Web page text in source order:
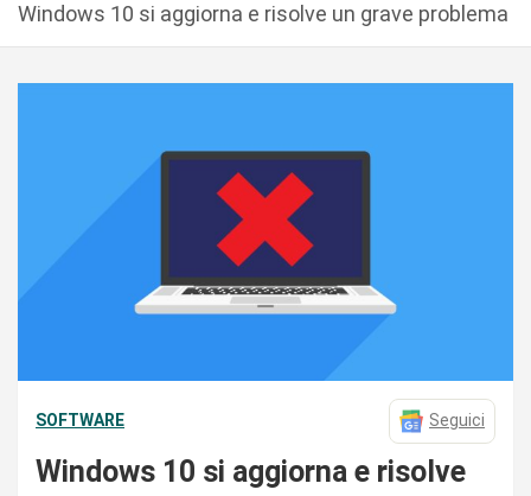
Windows 10 si aggiorna e risolve un grave problema
SOFTWARE Seguici
Windows 10 si aggiorna e risolve